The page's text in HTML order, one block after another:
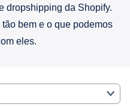
dropshipping da Shopify.
bem e o que podemos
eles.